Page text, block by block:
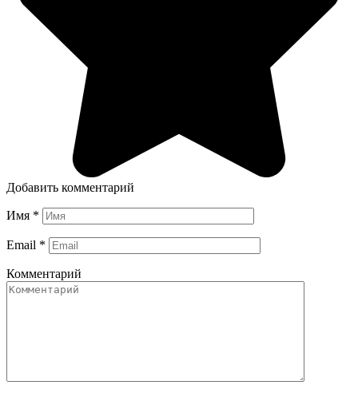
Добавить комментарий
Имя *
Email *
Комментарий